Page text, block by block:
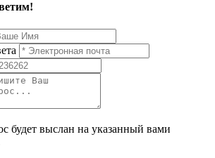
будет выслан на указанный вами